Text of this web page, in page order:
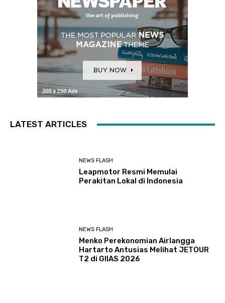
LATEST ARTICLES
NEWS FLASH
Leapmotor Resmi Memulai
Perakitan Lokal di Indonesia
NEWS FLASH
Menko Perekonomian Airlangga
Hartarto Antusias Melihat JETOUR
T2 di GIIAS 2026